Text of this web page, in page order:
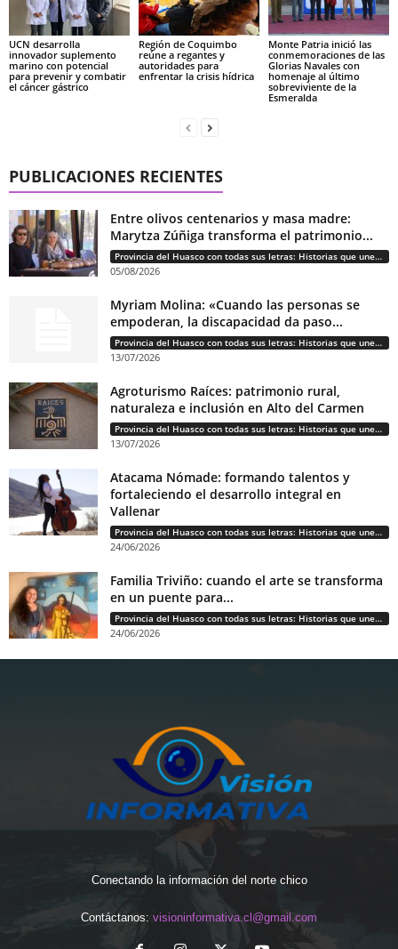
UCN desarrolla
innovador suplemento
marino con potencial
para prevenir y combatir
el cáncer gástrico
Región de Coquimbo
reúne a regantes y
autoridades para
enfrentar la crisis hídrica
Monte Patria inició las
conmemoraciones de las
Glorias Navales con
homenaje al último
sobreviviente de la
Esmeralda
PUBLICACIONES RECIENTES
Entre olivos centenarios y masa madre:
Marytza Zúñiga transforma el patrimonio...
Provincia del Huasco con todas sus letras: Historias que unen cultura, diversidad e identidad
05/08/2026
Myriam Molina: «Cuando las personas se
empoderan, la discapacidad da paso...
Provincia del Huasco con todas sus letras: Historias que unen cultura, diversidad e identidad
13/07/2026
Agroturismo Raíces: patrimonio rural,
naturaleza e inclusión en Alto del Carmen
Provincia del Huasco con todas sus letras: Historias que unen cultura, diversidad e identidad
13/07/2026
Atacama Nómade: formando talentos y
fortaleciendo el desarrollo integral en
Vallenar
Provincia del Huasco con todas sus letras: Historias que unen cultura, diversidad e identidad
24/06/2026
Familia Triviño: cuando el arte se transforma
en un puente para...
Provincia del Huasco con todas sus letras: Historias que unen cultura, diversidad e identidad
24/06/2026
Conectando la información del norte chico
Contáctanos: visioninformativa.cl@gmail.com